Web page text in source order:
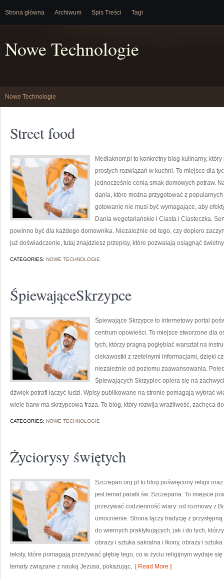
Strona główna Archiwum Spis Treści Tagi
Nowe Technologie
Nowe Technologie
Street food
Mediaknorr.pl to konkretny blog kulinarny,
prostych rozwiązań w kuchni. To miejsce dla
jednocześnie cenią smak domowych potraw.
dania, które można przygotować z
gotowanie nie musi być wymagające, aby
Dania wegetariańskie i Ciasta i Ciasteczka.
powinno być dla każdego domownika. Niezależnie od tego, czy dopiero
już doświadczenie, tutaj znajdziesz przepisy, które pozwalają osiągnąć
CATEGORIES: NOWE TECHNOLOGIE
ŚpiewająceSkrzypce
Śpiewające Skrzypce to internetowy portal
centrum opowieści. To miejsce stworzone dla
tych, którzy pragną pogłębiać warsztat na
ciekawostki z rzetelnymi informacjami, dzięki
niezależnie od poziomu zaawansowania.
Śpiewających Skrzypiec opiera się na
dźwięk potrafi łączyć ludzi. Wpisy publikowane na stronie pomagają wybrać
wiele barw ma skrzypcowa fraza. To blog, który rozwija wrażliwość, zachęca do
CATEGORIES: NOWE TECHNOLOGIE
Życiorysy świętych
Szczepan.org.pl to blog poświęcony religii
jest temat parafii św. Szczepana. To miejsce
przeżywać codzienność wiary: od rozmowy z
umocnienie. Strona łączy tradycję z
do wiernych praktykujących, jak i do tych,
obrazy i sztuka sakralna i Ikony, obrazy i
teksty, które pomagają przeżywać głębię tego, co w życiu religijnym wydaje
tematy związane z nauką Jezusa, pokazując, [ Read More ]